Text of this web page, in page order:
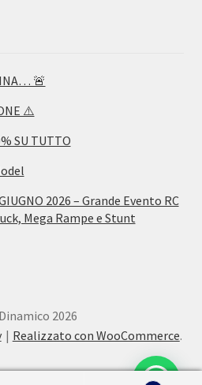
🚨
⚠️
SU TUTTO
2026 – Grande Evento RC
Mega Rampe e Stunt
2026
Realizzato con WooCommerce.